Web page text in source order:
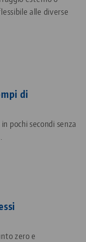
alle diverse
di
pochi secondi senza
zero e